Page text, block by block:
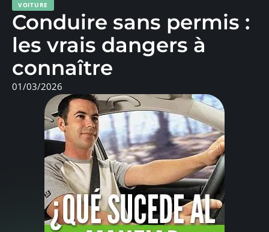
VOITURE
Conduire sans permis :
les vrais dangers à
connaître
01/03/2026